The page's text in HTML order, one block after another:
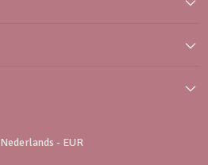
Nederlands - EUR